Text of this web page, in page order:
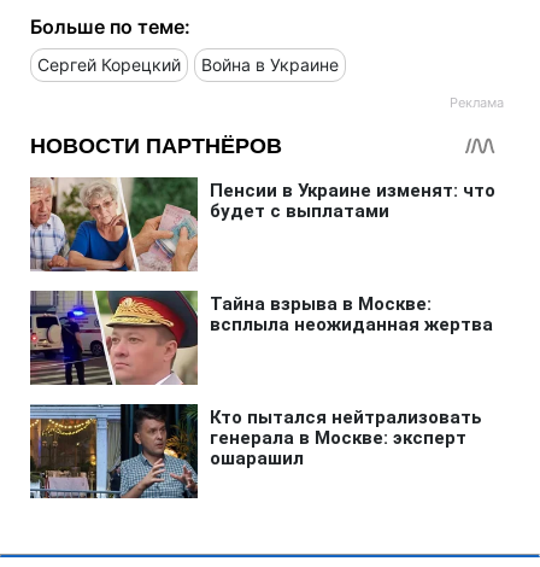
Больше по теме:
Сергей Корецкий Война в Украине